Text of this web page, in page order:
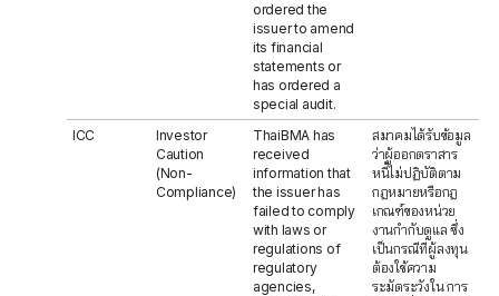
ordered the
issuer to amend
its financial
statements or
has ordered a
special audit.
ICC
Investor
Caution
(Non-
Compliance)
ThaiBMA has
received
information that
the issuer has
failed to comply
with laws or
regulations of
regulatory
agencies,
สมาคมได้รับข้อมูล
ว่าผู้ออกตราสาร
หนี้ไม่ปฏิบัติตาม
กฎหมายหรือกฎ
เกณฑ์ของหน่วย
งานกำกับดูแล ซึ่ง
เป็นกรณีที่ผู้ลงทุน
ต้องใช้ความ
ระมัดระวังใน การ